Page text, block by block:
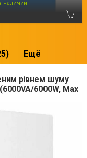
наличии
Ещё
рівнем шуму
6000W, Max